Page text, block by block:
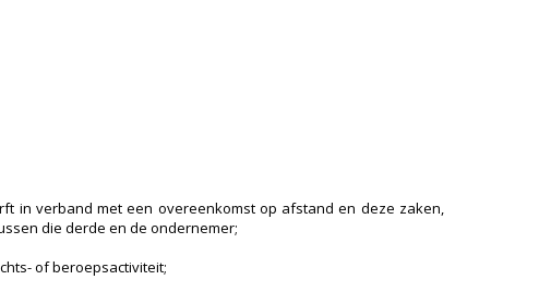
in verband met een overeenkomst op afstand en deze zaken,
die derde en de ondernemer;
of beroepsactiviteit;